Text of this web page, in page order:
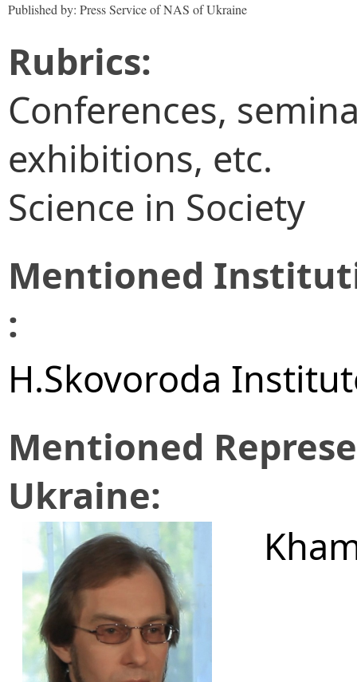
Published by: Press Service of NAS of Ukraine
Rubrics:
Conferences,
exhibitions, etc.
Science in Society
Mentioned
:
H.Skovoroda
Mentioned
Ukraine: